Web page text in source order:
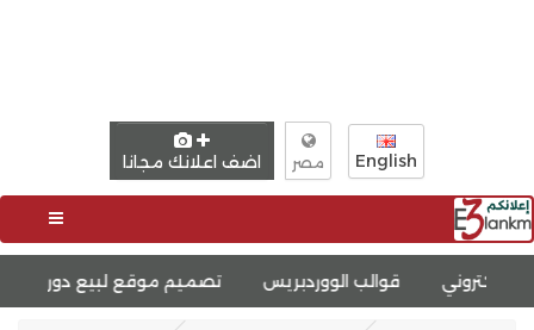
English مصر اضف اعلانك مجانا
الووردبريس تصميم موقع لبيع دورات تصميم متجر